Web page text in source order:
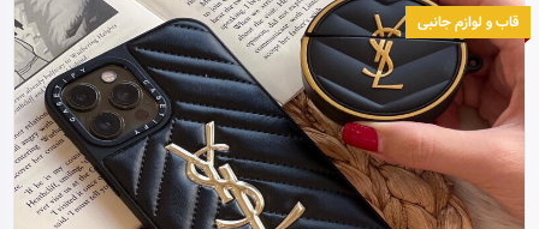
قاب و لوازم جانبی